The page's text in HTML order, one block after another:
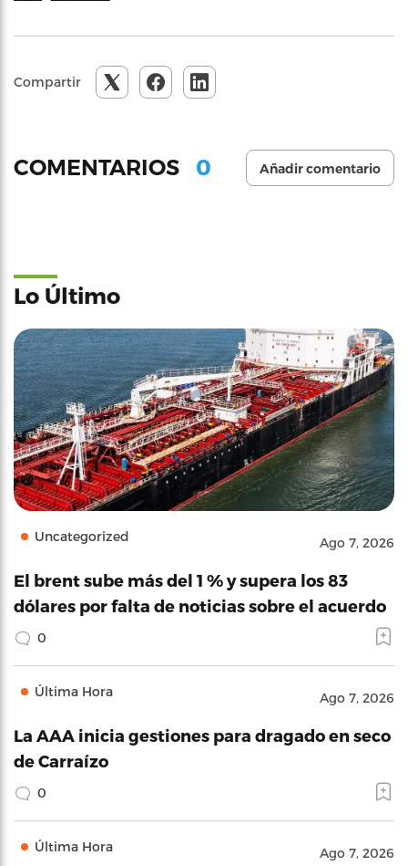
Compartir
COMENTARIOS 0 Añadir comentario
Lo Último
Uncategorized Ago 7, 2026
El brent sube más del 1 % y supera los 83
dólares por falta de noticias sobre el acuerdo
0
Última Hora Ago 7, 2026
La AAA inicia gestiones para dragado en seco
de Carraízo
0
Última Hora Ago 7, 2026